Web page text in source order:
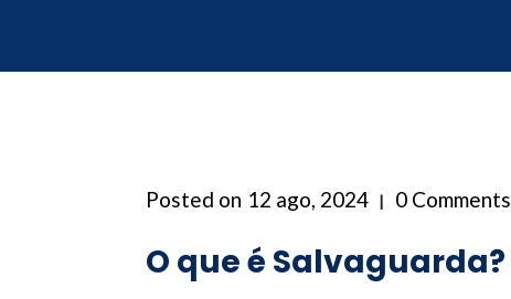
Posted on 12 ago, 2024 0 Comments
O que é Salvaguarda?